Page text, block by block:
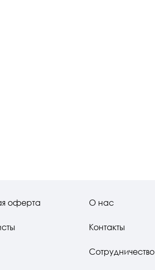
оферта О нас
Контакты
Сотрудничество